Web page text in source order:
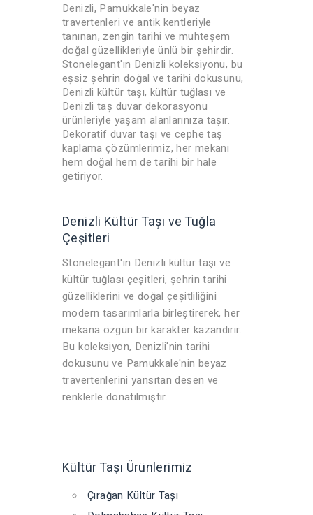
Denizli, Pamukkale'nin beyaz
travertenleri ve antik kentleriyle
tanınan, zengin tarihi ve muhteşem
doğal güzellikleriyle ünlü bir şehirdir.
Stonelegant'ın Denizli koleksiyonu, bu
eşsiz şehrin doğal ve tarihi dokusunu,
Denizli kültür taşı, kültür tuğlası ve
Denizli taş duvar dekorasyonu
ürünleriyle yaşam alanlarınıza taşır.
Dekoratif duvar taşı ve cephe taş
kaplama çözümlerimiz, her mekanı
hem doğal hem de tarihi bir hale
getiriyor.
Denizli Kültür Taşı ve Tuğla
Çeşitleri
Stonelegant'ın Denizli kültür taşı ve
kültür tuğlası çeşitleri, şehrin tarihi
güzelliklerini ve doğal çeşitliliğini
modern tasarımlarla birleştirerek, her
mekana özgün bir karakter kazandırır.
Bu koleksiyon, Denizli'nin tarihi
dokusunu ve Pamukkale'nin beyaz
travertenlerini yansıtan desen ve
renklerle donatılmıştır.
Kültür Taşı Ürünlerimiz
Çırağan Kültür Taşı